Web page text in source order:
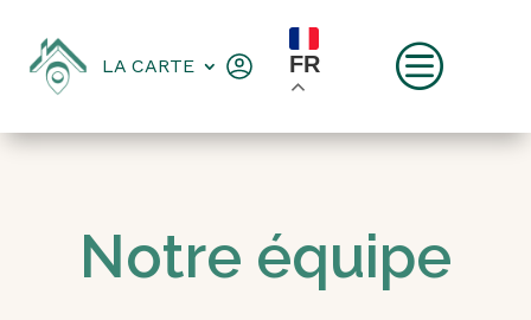
LA CARTE FR c
Notre équipe